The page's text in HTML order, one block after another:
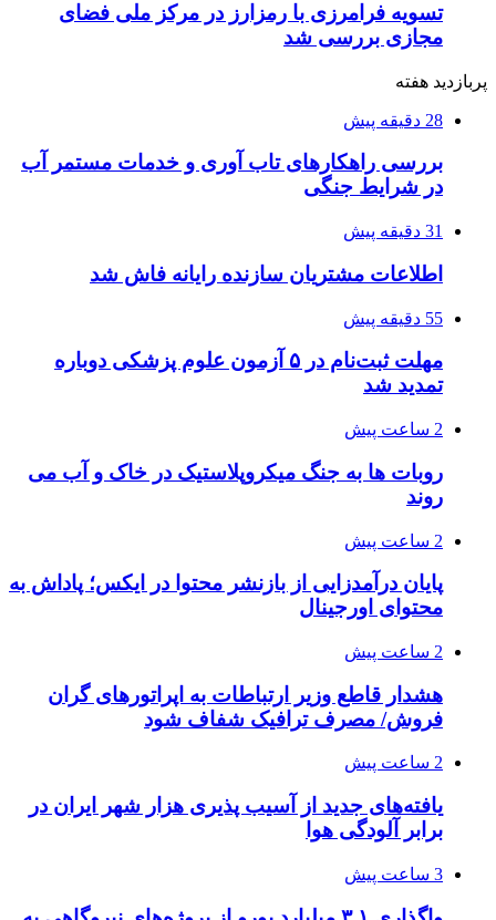
تسویه فرامرزی با رمزارز در مرکز ملی فضای
مجازی بررسی شد
پربازدید هفته
28 دقیقه پیش
بررسی راهکارهای تاب آوری و خدمات مستمر آب
در شرایط جنگی
31 دقیقه پیش
اطلاعات مشتریان سازنده رایانه فاش شد
55 دقیقه پیش
مهلت ثبت‌نام در ۵ آزمون علوم پزشکی دوباره
تمدید شد
2 ساعت پیش
روبات ها به جنگ میکروپلاستیک در خاک و آب می
روند
2 ساعت پیش
پایان درآمدزایی از بازنشر محتوا در ایکس؛ پاداش به
محتوای اورجینال
2 ساعت پیش
هشدار قاطع وزیر ارتباطات به اپراتورهای گران
فروش/ مصرف ترافیک شفاف شود
2 ساعت پیش
یافته‌های جدید از آسیب پذیری هزار شهر ایران در
برابر آلودگی هوا
3 ساعت پیش